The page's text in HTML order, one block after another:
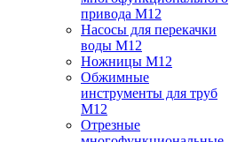
привода M12
Насосы для перекачки
воды M12
Ножницы M12
Обжимные
инструменты для труб
M12
Отрезные